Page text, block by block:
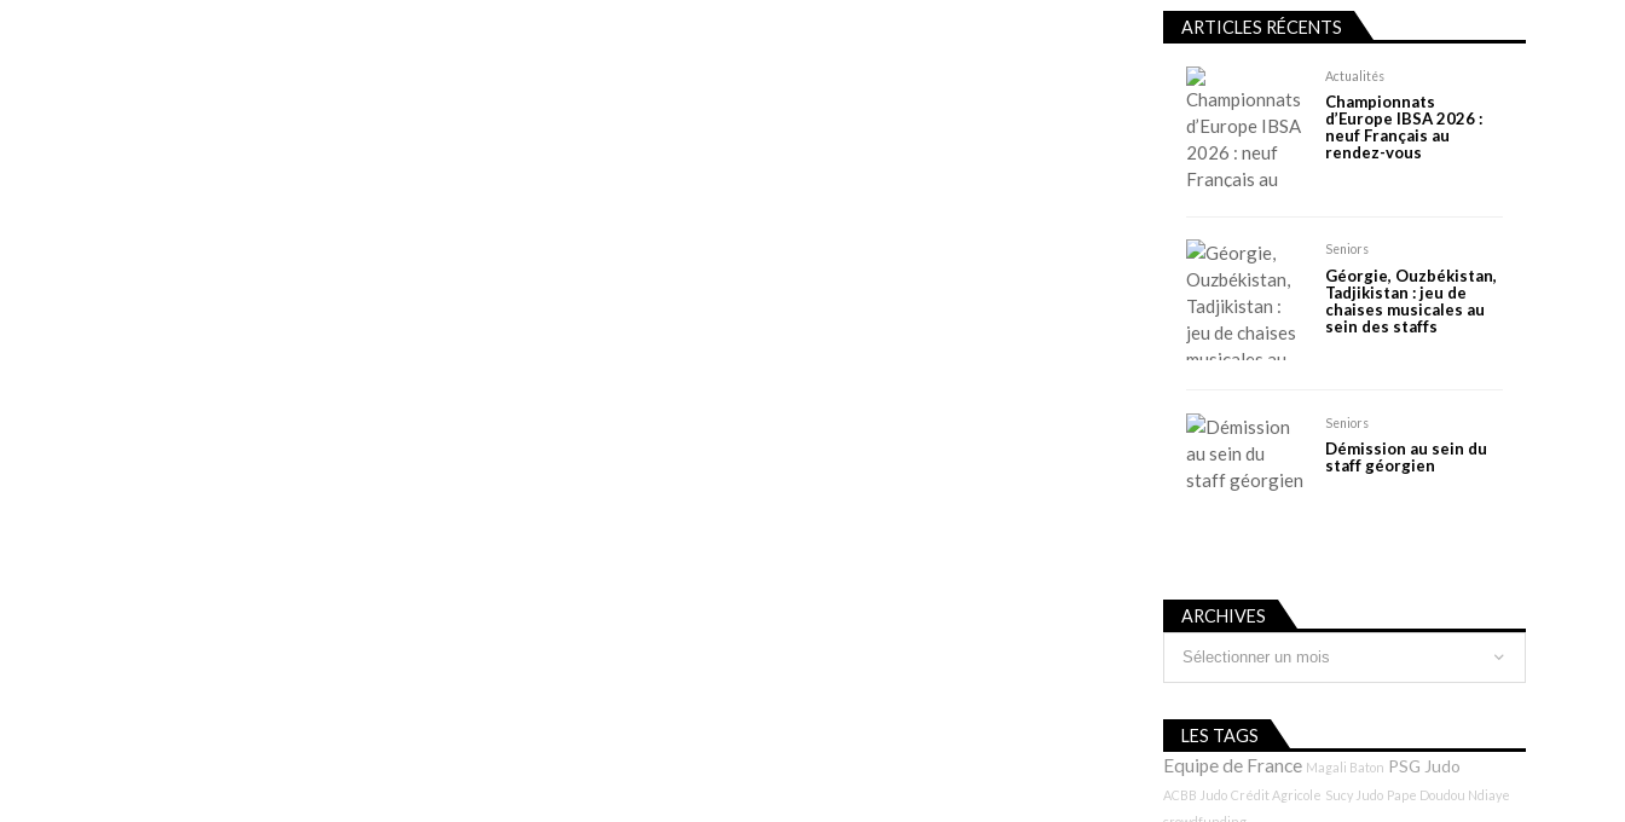
ARTICLES RÉCENTS
Actualités
Championnats
d’Europe IBSA 2026 :
neuf Français au
rendez-vous
Seniors
Géorgie, Ouzbékistan,
Tadjikistan : jeu de
chaises musicales au
sein des staffs
Seniors
Démission au sein du
staff géorgien
ARCHIVES
LES TAGS
Equipe de France Magali Baton PSG Judo
ACBB Judo Crédit Agricole Sucy Judo Pape Doudou Ndiaye